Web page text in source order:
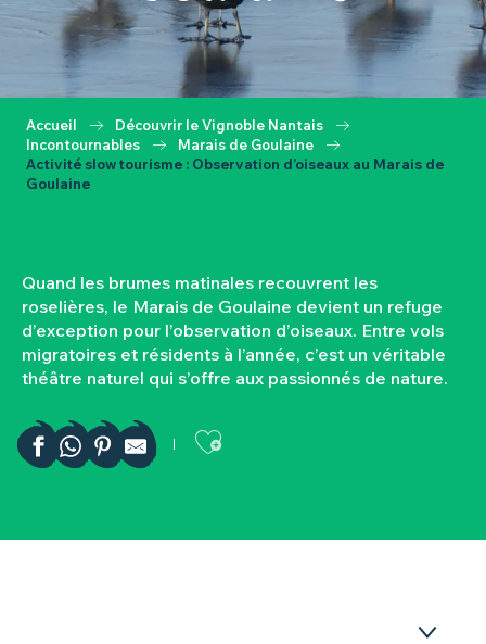
Accueil
Découvrir le Vignoble Nantais
Incontournables
Marais de Goulaine
Activité slow tourisme : Observation d’oiseaux au Marais de
Goulaine
Quand les brumes matinales recouvrent les
roselières, le Marais de Goulaine devient un refuge
d’exception pour l’observation d’oiseaux. Entre vols
migratoires et résidents à l’année, c’est un véritable
théâtre naturel qui s’offre aux passionnés de nature.
Ajouter aux